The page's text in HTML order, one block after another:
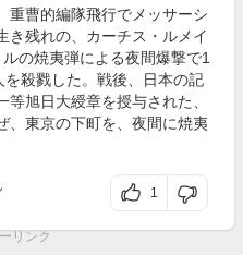
重曹的編隊飛行でメッサーシ
き残れの、カーチス・ルメイ
の焼夷弾による夜間爆撃で1
殺戮した。戦後、日本の記
旭日大綬章を授与された、
、東京の下町を、夜間に焼夷
1
リンク